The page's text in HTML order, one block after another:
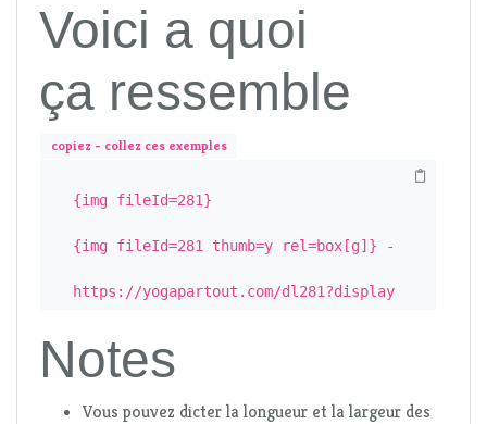
Voici a quoi
ça ressemble
copiez - collez ces exemples
{img fileId=281}
{img fileId=281 thumb=y rel=box[g]} -
https://yogapartout.com/dl281?display
Notes
Vous pouvez dicter la longueur et la largeur des